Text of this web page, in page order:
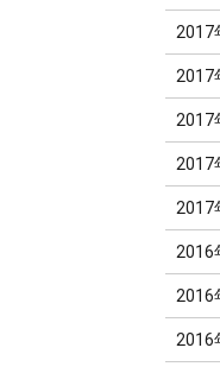
2017
2017
2017
2017
2017
2016
2016
2016